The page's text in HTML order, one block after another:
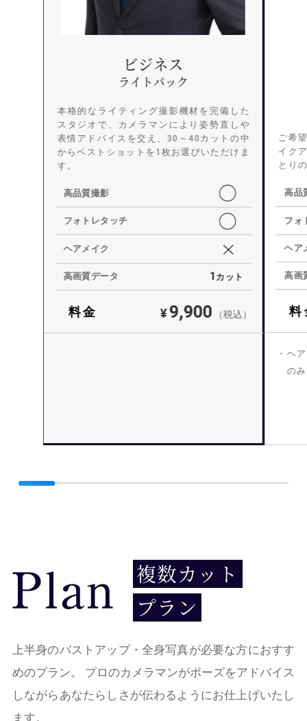
ビジネス
ライトパック
本格的なライティング撮影機材を完備した
スタジオで、カメラマンにより姿勢直しや
表情アドバイスを交え、30～40カットの中
からベストショットを1枚お選びいただけま
す。
高品質撮影 ◯
フォトレタッチ ◯
ヘアメイク
高画質データ 1 カット
料金 ¥9,900 （税込）
ご希
イク
とり
高品
フォ
ヘア
高画
料
ヘ
の
複数カット
プラン
上半身のバストアップ・全身写真が必要な方におすす
めのプラン。 プロのカメラマンがポーズをアドバイス
しながらあなたらしさが伝わるようにお仕上げいたし
ます。